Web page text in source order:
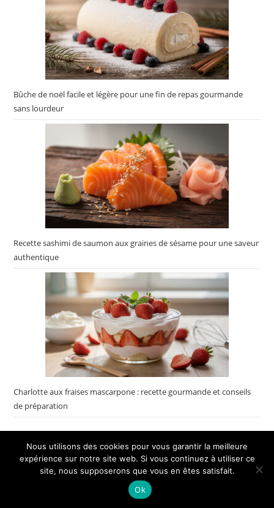
Bûche de noël facile et légère pour une fin de repas gourmande
sans lourdeur
Recette sashimi de saumon aux graines de sésame pour une saveur
authentique
Charlotte aux fraises mascarpone : recette gourmande et conseils
de préparation
🔥 TOP VENTE
Yokolai Sac de pommes de terre au micro-ondes
Nous utilisons des cookies pour vous garantir la meilleure
expérience sur notre site web. Si vous continuez à utiliser ce
site, nous supposerons que vous en êtes satisfait.
Ok